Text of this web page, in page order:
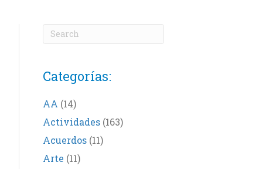
Categorías:
AA (14)
Actividades(163)
Acuerdos(11)
Arte (11)